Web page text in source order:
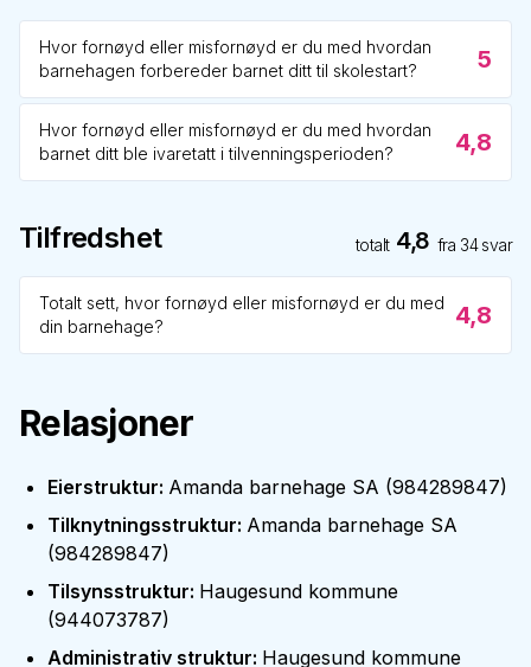
Hvor fornøyd eller misfornøyd er du med hvordan
barnehagen forbereder barnet ditt til skolestart?
5
Hvor fornøyd eller misfornøyd er du med hvordan
barnet ditt ble ivaretatt i tilvenningsperioden?
4,8
Tilfredshet totalt 4,8 fra 34svar
Totalt sett, hvor fornøyd eller misfornøyd er du med
din barnehage?
4,8
Relasjoner
Eierstruktur: Amanda barnehage SA (984289847)
Tilknytningsstruktur: Amanda barnehage SA
(984289847)
Tilsynsstruktur: Haugesund kommune
(944073787)
Administrativ struktur: Haugesund kommune